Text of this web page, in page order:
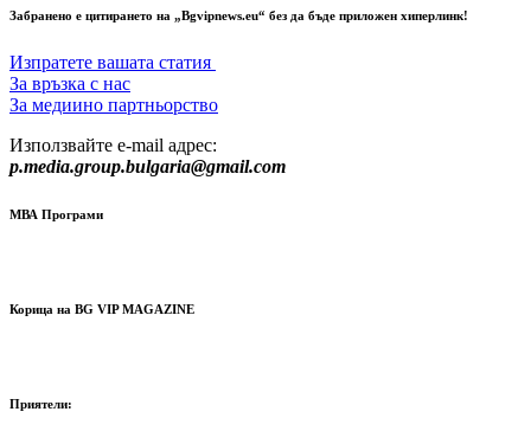
Забранено е цитирането на „Bgvipnews.eu“ без да бъде приложен хиперлинк!
Изпратете вашата статия
За връзка с нас
За медиино партньорство
Използвайте e-mail адрес:
p.media.group.bulgaria@gmail.com
МВА Програми
Корица на BG VIP MAGAZINE
Приятели: